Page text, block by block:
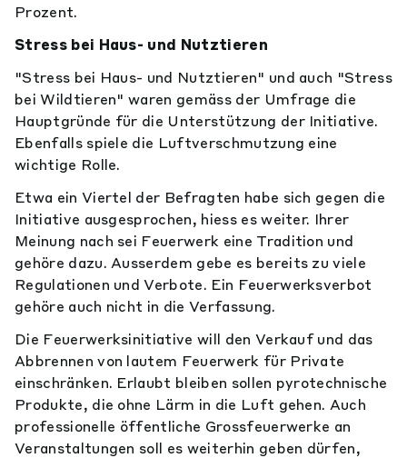
Prozent.
Stress bei Haus- und Nutztieren
"Stress bei Haus- und Nutztieren" und auch "Stress
bei Wildtieren" waren gemäss der Umfrage die
Hauptgründe für die Unterstützung der Initiative.
Ebenfalls spiele die Luftverschmutzung eine
wichtige Rolle.
Etwa ein Viertel der Befragten habe sich gegen die
Initiative ausgesprochen, hiess es weiter. Ihrer
Meinung nach sei Feuerwerk eine Tradition und
gehöre dazu. Ausserdem gebe es bereits zu viele
Regulationen und Verbote. Ein Feuerwerksverbot
gehöre auch nicht in die Verfassung.
Die Feuerwerksinitiative will den Verkauf und das
Abbrennen von lautem Feuerwerk für Private
einschränken. Erlaubt bleiben sollen pyrotechnische
Produkte, die ohne Lärm in die Luft gehen. Auch
professionelle öffentliche Grossfeuerwerke an
Veranstaltungen soll es weiterhin geben dürfen,